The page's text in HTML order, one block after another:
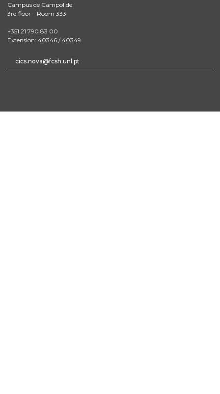
Campus de Campolide
3rd floor – Room 333
+351 21 790 83 00
Extension: 40346 / 40349
cics.nova@fcsh.unl.pt